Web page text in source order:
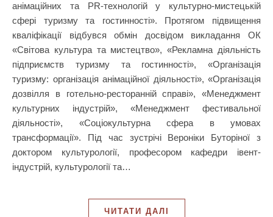
анімаційних та PR-технологій у культурно-мистецькій
сфері туризму та гостинності». Протягом підвищення
кваліфікації відбувся обмін досвідом викладання ОК
«Світова культура та мистецтво», «Рекламна діяльність
підприємств туризму та гостинності», «Організація
туризму: організація анімаційної діяльності», «Організація
дозвілля в готельно-ресторанній справі», «Менеджмент
культурних індустрій», «Менеджмент фестивальної
діяльності», «Соціокультурна сфера в умовах
трансформації». Під час зустрічі Вероніки Буторіної з
доктором культурології, професором кафедри івент-
індустрій, культурології та…
ЧИТАТИ ДАЛІ